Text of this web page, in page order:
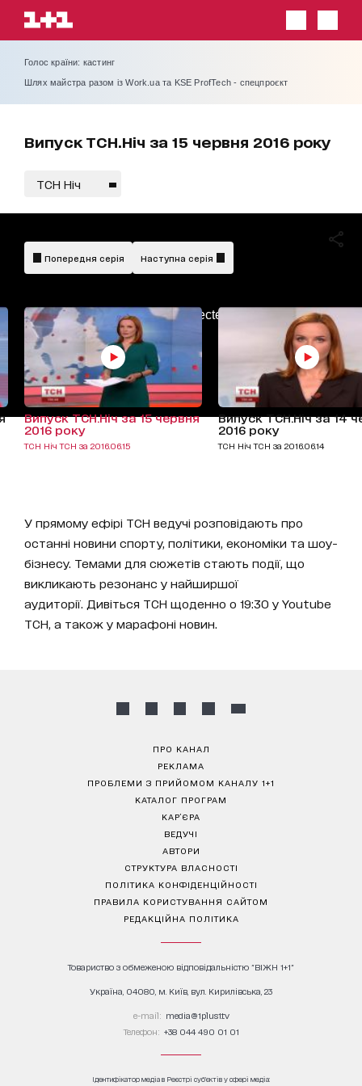
Голос країни: кастинг
Шлях майстра разом із Work.ua та KSE ProfTech - спецпроєкт
Випуск ТСН.Ніч за 15 червня 2016 року
ТСН Ніч
AdBlockDetected!
Попередня серія Наступна серія
Випуск ТСН.Ніч за 15 червня
2016 року
ТСН Ніч ТСН за 2016.06.15
Випуск ТСН.Ніч за 14
2016 року
ТСН Ніч ТСН за 2016.06.14
У прямому ефірі ТСН ведучі розповідають про
останні новини спорту, політики, економіки та шоу-
бізнесу. Темами для сюжетів стають події, що
викликають резонанс у найширшої
аудиторії. Дивіться ТСН щоденно о 19:30 у Youtube
ТСН, а також у марафоні новин.
ПРО КАНАЛ
РЕКЛАМА
ПРОБЛЕМИ З ПРИЙОМОМ КАНАЛУ 1+1
КАТАЛОГ ПРОГРАМ
КАР’ЄРА
ВЕДУЧІ
АВТОРИ
СТРУКТУРА ВЛАСНОСТІ
ПОЛІТИКА КОНФІДЕНЦІЙНОСТІ
ПРАВИЛА КОРИСТУВАННЯ САЙТОМ
РЕДАКЦІЙНА ПОЛІТИКА
Товариство з обмеженою відповідальністю "ВІЖН 1+1"
Україна, 04080, м. Київ, вул. Кирилівська, 23
е-mail: media@1plus1.tv
Телефон: +38 044 490 01 01
Ідентифікатор медіа в Реєстрі суб’єктів у сфері медіа: